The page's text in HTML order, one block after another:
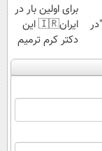
+
برای اولین بار در
ایران🇮🇷 این
دکتر کرم ترمیم
کننده 23 روزه